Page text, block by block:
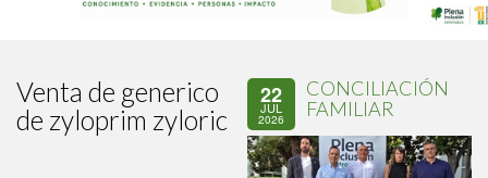
Venta de generico
de zyloprim zyloric
22
JUL
2026
CONCILIACIÓN
FAMILIAR